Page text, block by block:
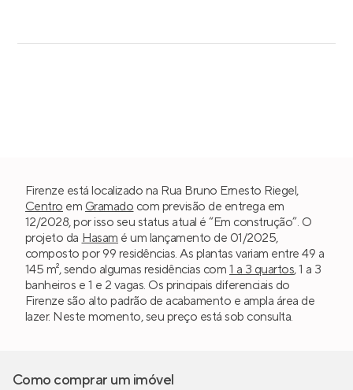
Firenze está localizado na Rua Bruno Ernesto Riegel,
Centro em Gramado com previsão de entrega em
12/2028, por isso seu status atual é “Em construção”. O
projeto da Hasam é um lançamento de 01/2025,
composto por 99 residências. As plantas variam entre 49 a
145 m², sendo algumas residências com 1 a 3 quartos, 1 a 3
banheiros e 1 e 2 vagas. Os principais diferenciais do
Firenze são alto padrão de acabamento e ampla área de
lazer. Neste momento, seu preço está sob consulta.
Como comprar um imóvel